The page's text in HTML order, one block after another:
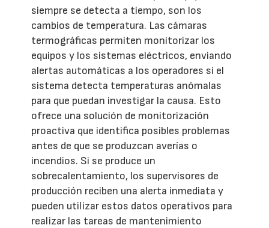
siempre se detecta a tiempo, son los
cambios de temperatura. Las cámaras
termográficas permiten monitorizar los
equipos y los sistemas eléctricos, enviando
alertas automáticas a los operadores si el
sistema detecta temperaturas anómalas
para que puedan investigar la causa. Esto
ofrece una solución de monitorización
proactiva que identifica posibles problemas
antes de que se produzcan averías o
incendios. Si se produce un
sobrecalentamiento, los supervisores de
producción reciben una alerta inmediata y
pueden utilizar estos datos operativos para
realizar las tareas de mantenimiento